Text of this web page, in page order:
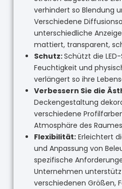
verhindert so Blendung
Verschiedene
unterschiedliche
mattiert, transparent,
Schutz:Schützt die
Feuchtigkeit und
verlängert so ihre
Verbessern Sie die
Deckengestaltung
verschiedene
Atmosphäre des
Flexibilität:Erleichtert
und Anpassung von
spezifische
Unternehmen
verschiedenen Größen,